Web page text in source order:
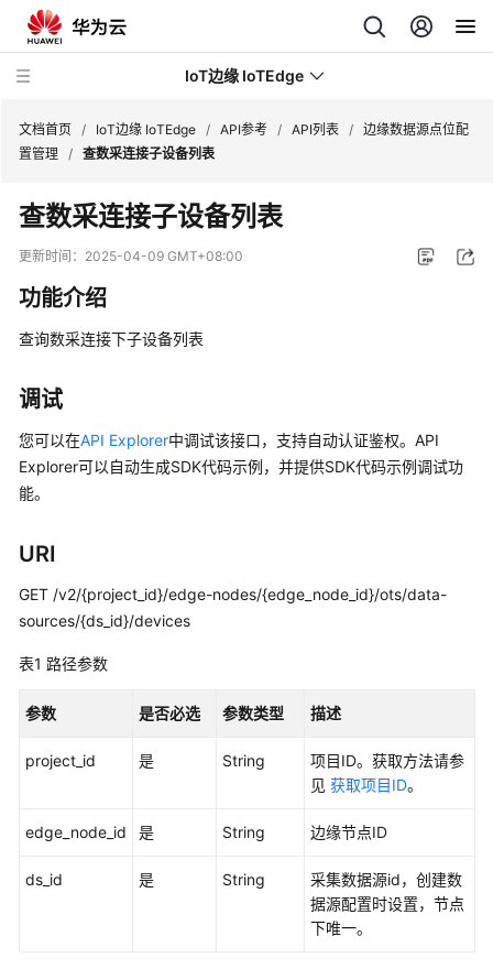
IoT边缘 IoTEdge
最
新
动
品
绍
快
速
户
指
发
南
佳
践
文档首页 / IoT边缘 IoTEdge / API参考 / API列表 / 边缘数据源点位配
置管理 / 查数采连接子设备列表
查数采连接子设备列表
更新时间： 2025-04-09 GMT+08:00
功能介绍
查询数采连接下子设备列表
调试
您可以在API Explorer中调试该接口，支持自动认证鉴权。API
Explorer可以自动生成SDK代码示例，并提供SDK代码示例调试功
能。
URI
GET /v2/{project_id}/edge-nodes/{edge_node_id}/ots/data-
sources/{ds_id}/devices
表1 路径参数
参数 是否必选 参数类型 描述
project_id 是 String
项目ID。获取方法请参
见 获取项目ID。
edge_node_id 是 String 边缘节点ID
ds_id 是 String
采集数据源id，创建数
据源配置时设置，节点
下唯一。